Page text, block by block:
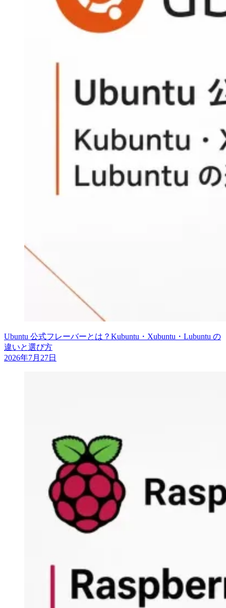
Ubuntu 公式フレーバーとは？Kubuntu・Xubuntu・Lubuntu の
違いと選び方
2026年7月27日